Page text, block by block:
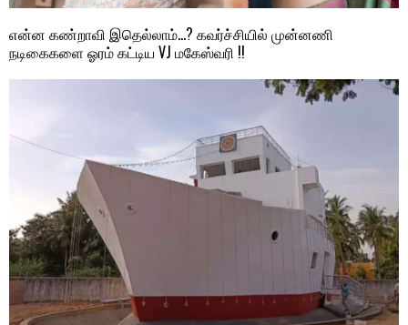
என்ன கண்றாவி இதெல்லாம்…? கவர்ச்சியில் முன்னணி
நடிகைகளை ஓரம் கட்டிய VJ மகேஸ்வரி !!